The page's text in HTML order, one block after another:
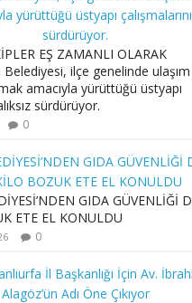
EŞ ZAMANLI OLARAK
Belediyesi, ilçe genelinde ulaşım
amacıyla yürüttüğü üstyapı
sürdürüyor.
0
GIDA GÜVENLİĞİ
ETE EL KONULDU
0